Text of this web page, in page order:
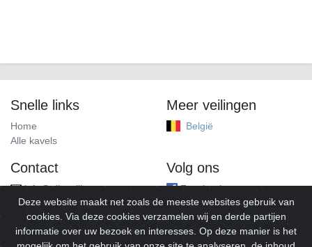
Snelle links
Home
Alle kavels
Meer veilingen
België
Contact
info@alleveilingen.net
Volg ons
Facebook
Deze website maakt net zoals de meeste websites gebruik van
cookies. Via deze cookies verzamelen wij en derde partijen
informatie over uw bezoek en interesses. Op deze manier is het